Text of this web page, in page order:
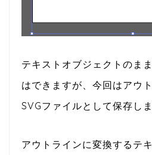
テキストオブジェクトのま
はできますが、今回はアウ
SVGファイルとして保存しま
アウトラインに変換するテ